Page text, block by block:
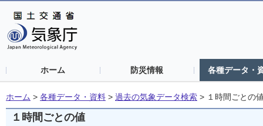
ホーム 防災情報 各種データ・
ホーム > 各種データ・資料 > 過去の気象データ検索 > １時間ごとの
１時間ごとの値